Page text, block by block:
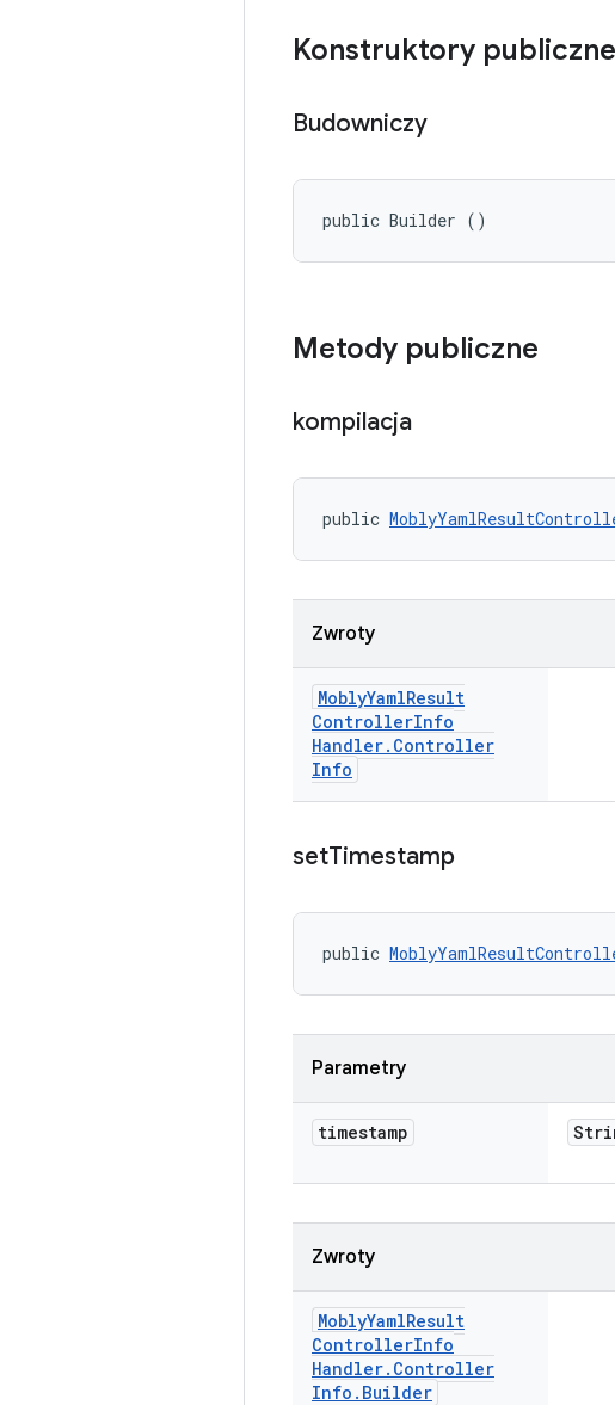
Konstruktory publiczne
Budowniczy
public Builder ()
Metody publiczne
kompilacja
public
Zwroty
MoblyYamlResult
ControllerInfo
Handler. Controller
Info
setTimestamp
public
Parametry
timestamp
Zwroty
MoblyYamlResult
ControllerInfo
Handler. Controller
Info . Builder